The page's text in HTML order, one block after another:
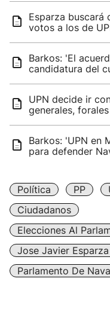
Esparza buscará
votos a los de
Barkos: 'El
candidatura del
UPN decide ir
generales,
Barkos: 'UPN en
para defender
Política PP
Ciudadanos
Elecciones Al
Jose Javier Esparza
Parlamento De